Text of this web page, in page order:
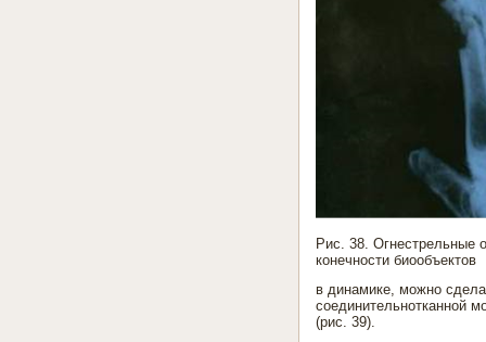
Рис. 38. Огнестрельные
конечности биообъектов
в динамике, можно
соединительнотканной
(рис. 39).